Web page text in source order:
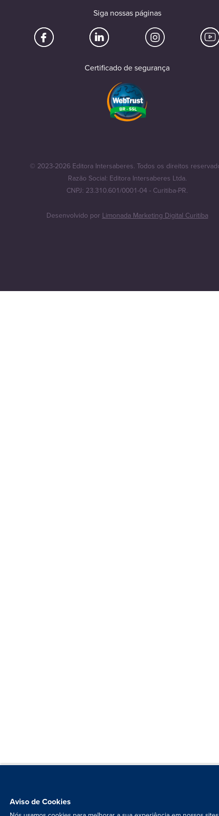
Siga nossas páginas
Certificado de segurança
© 2023-2026 Editora Intersaberes. Todos os direitos
Razão Social: Editora Intersaberes Ltda.
CNPJ: 23.310.601/0001-04 - Curitiba-PR.
Desenvolvido por Limonada Marketing Digital Curitiba
Aviso de Cookies